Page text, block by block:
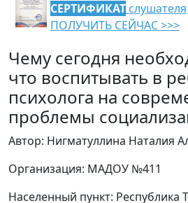
СЕРТИФИКАТ слушателя
ПОЛУЧИТЬ СЕЙЧАС >>>
Чему сегодня
что воспитывать в
психолога на
проблемы
Автор: Нигматуллина Наталия
Организация: МАДОУ №411
Населенный пункт: Республика